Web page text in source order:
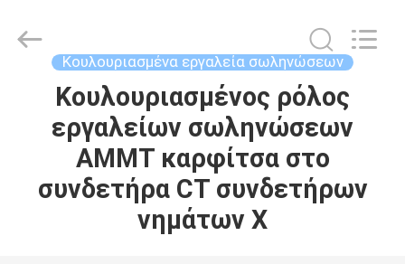
ΣΠΊΤΙ
ΠΡΟΪΌΝΤΑ
Co.,Ltd,.
Κουλουριασμένα εργαλεία σωληνώσεων
Κουλουριασμένος ρόλος
εργαλείων σωληνώσεων
AMMT καρφίτσα στο
συνδετήρα CT συνδετήρων
νημάτων Χ